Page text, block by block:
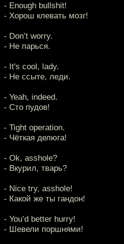
- Enough bullshit!
- Хорош клевать мозг!
- Don’t worry.
- Не парься.
- It's cool, lady.
- Не ссыте, леди.
- Yeah, indeed.
- Сто пудов!
- Tight operation.
- Чёткая делюга!
- Ok, asshole?
- Вкурил, тварь?
- Nice try, asshole!
- Какой же ты гандон!
- You’d better hurry!
- Шевели поршнями!